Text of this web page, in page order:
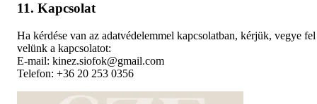
11. Kapcsolat
Ha kérdése van az adatvédelemmel kapcsolatban, kérjük, vegye fel
velünk a kapcsolatot:
E-mail: kinez.siofok@gmail.com
Telefon: +36 20 253 0356